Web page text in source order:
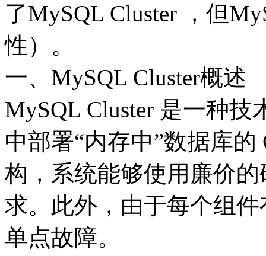
了MySQL Cluster ，但
性）。
一、MySQL Cluster概述
MySQL Cluster 是一种
中部署“内存中”数据库
构，系统能够使用廉价
求。此外，由于每个组
单点故障。